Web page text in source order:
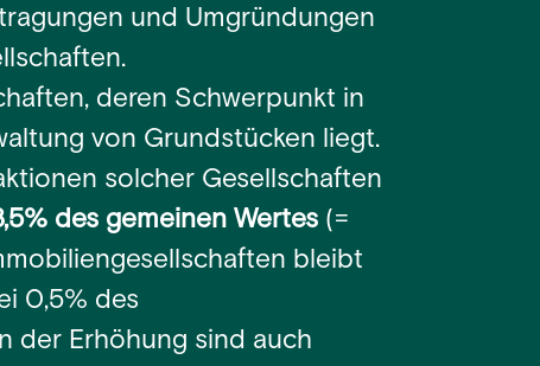
und Umgründungen
deren Schwerpunkt in
von Grundstücken liegt.
solcher Gesellschaften
des gemeinen Wertes (=
bleibt
0,5% des
der Erhöhung sind auch